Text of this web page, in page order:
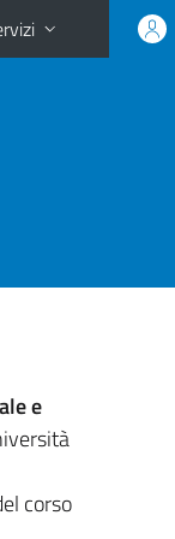
e
corso